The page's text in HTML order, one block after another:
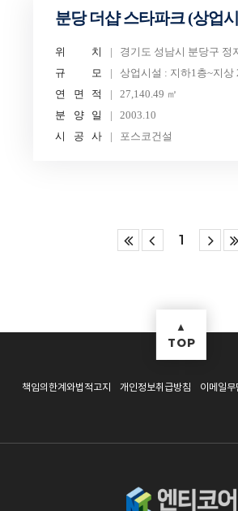
분당 더샵 스타파크 (상업
위 치
경기도 성남시 분당구 정
규
모
상업시설 : 지하1층~지상
연
면 적
27,140.49 ㎡
분
양 일
2003.10
시
공 사 포스코건설
1
책임의한계와법적고지 개인정보취급방침 이메일
▲
TOP